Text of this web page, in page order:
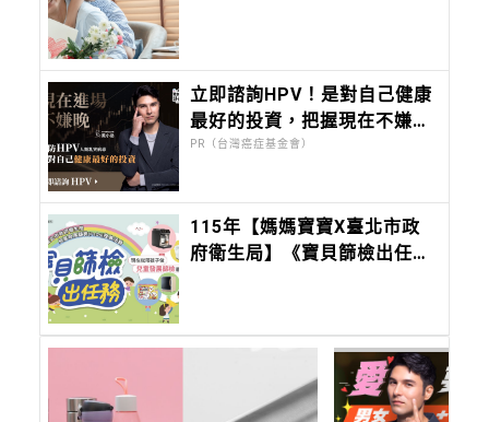
立即諮詢HPV！是對自己健康
最好的投資，把握現在不嫌
晚！
PR（台灣癌症基金會）
115年【媽媽寶寶X臺北市政
府衛生局】《寶貝篩檢出任